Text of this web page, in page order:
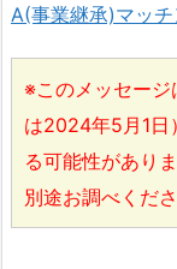
A(事業継承)マッ
※このメッセージ
は2024年5月1日
る可能性があり
別途お調べくださ